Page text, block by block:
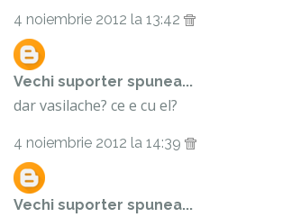
4 noiembrie 2012 la 13:42
Vechi suporter spunea...
dar vasilache? ce e cu el?
4 noiembrie 2012 la 14:39
Vechi suporter spunea...